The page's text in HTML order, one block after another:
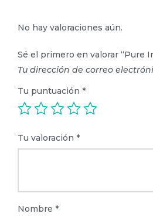
No hay valoraciones aún.
Sé el primero en valorar “Pure
Tu dirección de correo
Tu puntuación *
Tu valoración *
Nombre *